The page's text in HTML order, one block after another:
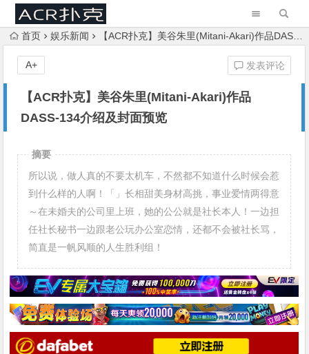
首页 娱乐新闻 【ACR扑克】美谷朱里(Mitani-Akari)作品DASS-134介绍及封面预览
【ACR扑克】美谷朱里(Mitani-Akari)作品
DASS-134介绍及封面预览
发表评论
A+
摘要
所以说，做人真的不要太机车，不然都不知道什么时候会惹
到什么样的人啊！「」长相甜美身材高挑，事业爱情两得意
～在未婚夫的公司里上班，她的公公就是社长本人！一边担
任社长秘书一边跟老公玩办公室恋情，还都不会被社长骂，
简直是一帆风顺的人生胜利组！